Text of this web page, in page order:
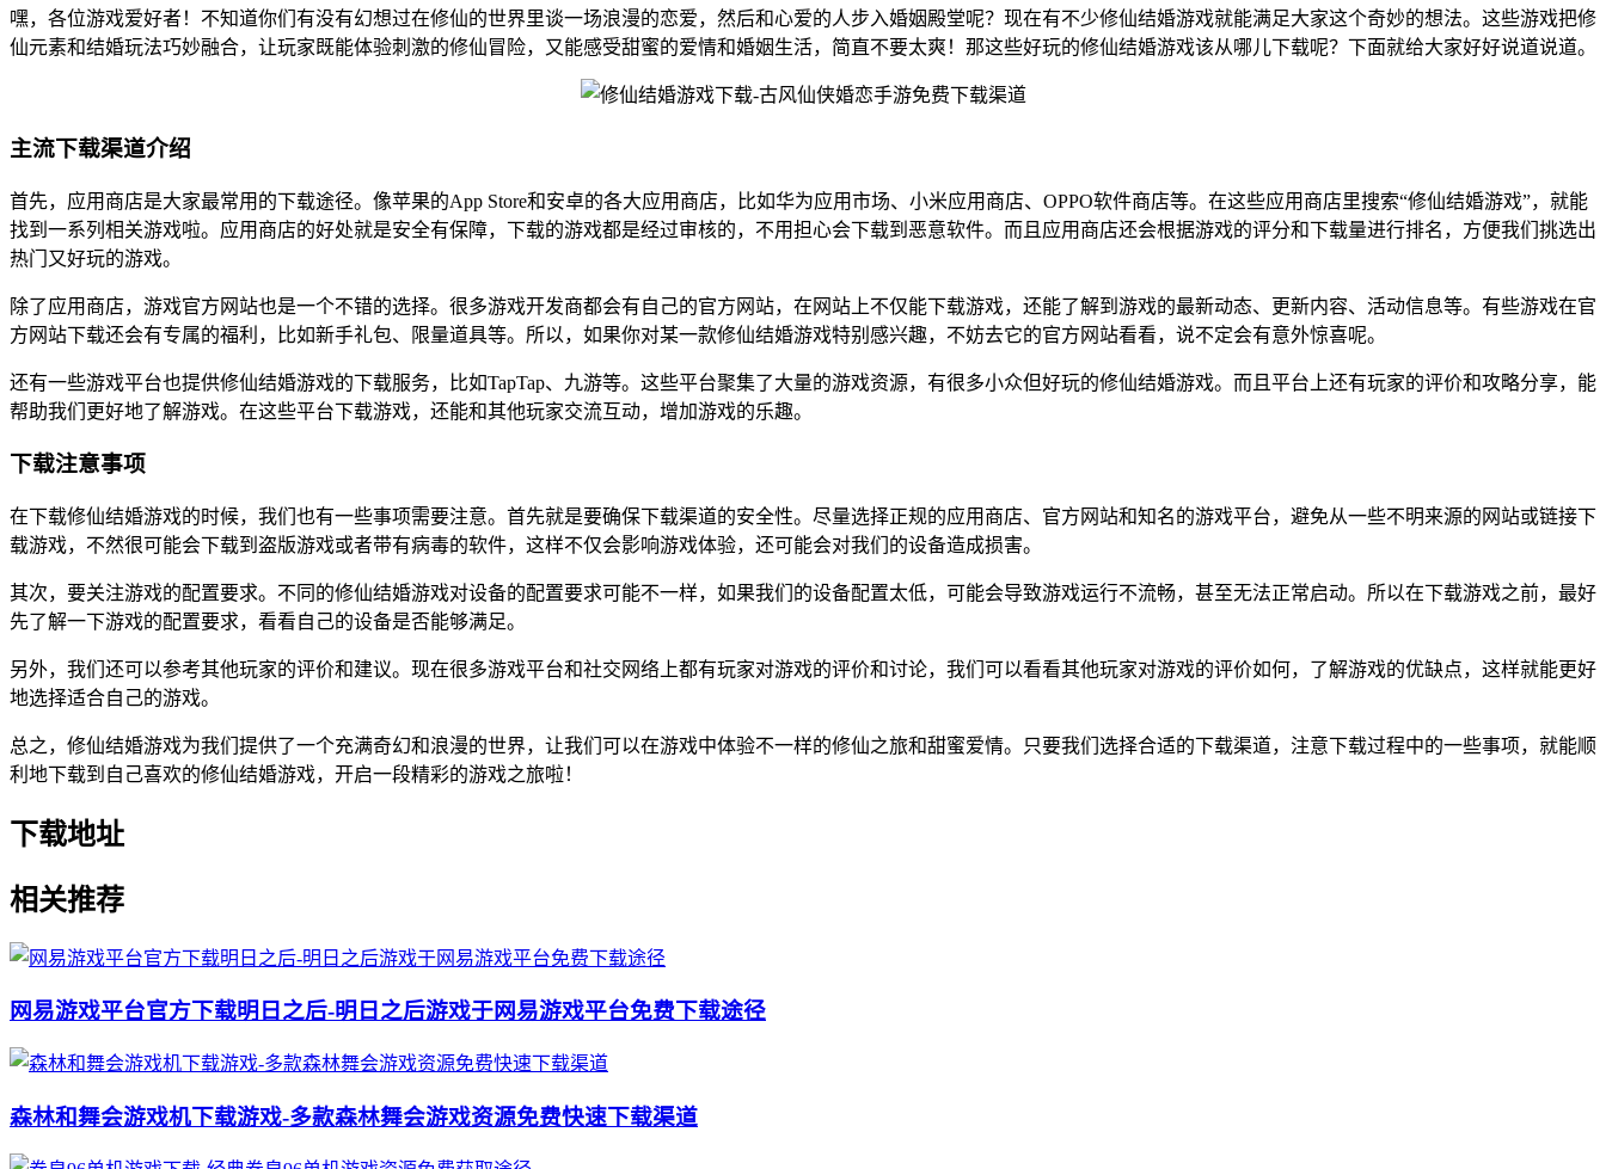
嘿，各位游戏爱好者！不知道你们有没有幻想过在修仙的世界里谈一场浪漫的恋爱，然后和心爱的人步入婚姻殿堂呢？现在有不少修仙结婚游戏就能满足大家这个奇妙的想法。这些游戏把修
仙元素和结婚玩法巧妙融合，让玩家既能体验刺激的修仙冒险，又能感受甜蜜的爱情和婚姻生活，简直不要太爽！那这些好玩的修仙结婚游戏该从哪儿下载呢？下面就给大家好好说道说道。
主流下载渠道介绍
首先，应用商店是大家最常用的下载途径。像苹果的App Store和安卓的各大应用商店，比如华为应用市场、小米应用商店、OPPO软件商店等。在这些应用商店里搜索“修仙结婚游戏”，就能
找到一系列相关游戏啦。应用商店的好处就是安全有保障，下载的游戏都是经过审核的，不用担心会下载到恶意软件。而且应用商店还会根据游戏的评分和下载量进行排名，方便我们挑选出
热门又好玩的游戏。
除了应用商店，游戏官方网站也是一个不错的选择。很多游戏开发商都会有自己的官方网站，在网站上不仅能下载游戏，还能了解到游戏的最新动态、更新内容、活动信息等。有些游戏在官
方网站下载还会有专属的福利，比如新手礼包、限量道具等。所以，如果你对某一款修仙结婚游戏特别感兴趣，不妨去它的官方网站看看，说不定会有意外惊喜呢。
还有一些游戏平台也提供修仙结婚游戏的下载服务，比如TapTap、九游等。这些平台聚集了大量的游戏资源，有很多小众但好玩的修仙结婚游戏。而且平台上还有玩家的评价和攻略分享，能
帮助我们更好地了解游戏。在这些平台下载游戏，还能和其他玩家交流互动，增加游戏的乐趣。
下载注意事项
在下载修仙结婚游戏的时候，我们也有一些事项需要注意。首先就是要确保下载渠道的安全性。尽量选择正规的应用商店、官方网站和知名的游戏平台，避免从一些不明来源的网站或链接下
载游戏，不然很可能会下载到盗版游戏或者带有病毒的软件，这样不仅会影响游戏体验，还可能会对我们的设备造成损害。
其次，要关注游戏的配置要求。不同的修仙结婚游戏对设备的配置要求可能不一样，如果我们的设备配置太低，可能会导致游戏运行不流畅，甚至无法正常启动。所以在下载游戏之前，最好
先了解一下游戏的配置要求，看看自己的设备是否能够满足。
另外，我们还可以参考其他玩家的评价和建议。现在很多游戏平台和社交网络上都有玩家对游戏的评价和讨论，我们可以看看其他玩家对游戏的评价如何，了解游戏的优缺点，这样就能更好
地选择适合自己的游戏。
总之，修仙结婚游戏为我们提供了一个充满奇幻和浪漫的世界，让我们可以在游戏中体验不一样的修仙之旅和甜蜜爱情。只要我们选择合适的下载渠道，注意下载过程中的一些事项，就能顺
利地下载到自己喜欢的修仙结婚游戏，开启一段精彩的游戏之旅啦！
下载地址
相关推荐
网易游戏平台官方下载明日之后-明日之后游戏于网易游戏平台免费下载途径
森林和舞会游戏机下载游戏-多款森林舞会游戏资源免费快速下载渠道